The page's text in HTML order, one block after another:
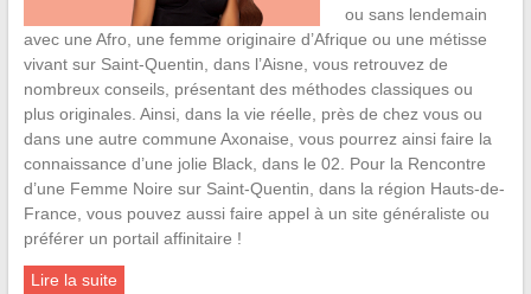
ou sans lendemain
avec une Afro, une femme originaire d’Afrique ou une métisse
vivant sur Saint-Quentin, dans l’Aisne, vous retrouvez de
nombreux conseils, présentant des méthodes classiques ou
plus originales. Ainsi, dans la vie réelle, près de chez vous ou
dans une autre commune Axonaise, vous pourrez ainsi faire la
connaissance d’une jolie Black, dans le 02. Pour la Rencontre
d’une Femme Noire sur Saint-Quentin, dans la région Hauts-de-
France, vous pouvez aussi faire appel à un site généraliste ou
préférer un portail affinitaire !
Lire la suite